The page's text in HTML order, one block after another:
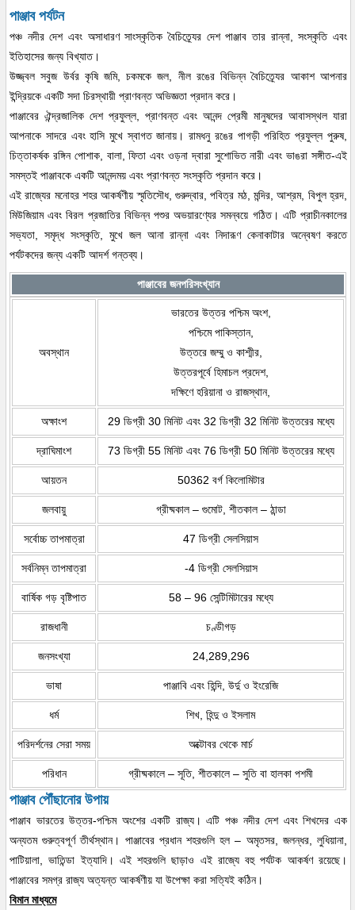
পাঞ্জাব পর্যটন
পঞ্চ নদীর দেশ এবং অসাধারণ সাংস্কৃতিক বৈচিত্র্যের দেশ পাঞ্জাব তার রান্না, সংস্কৃতি এবং
ইতিহাসের জন্য বিখ্যাত।
উজ্জ্বল সবুজ উর্বর কৃষি জমি, চকমকে জল, নীল রঙের বিভিন্ন বৈচিত্র্যের আকাশ আপনার
ইন্দ্রিয়কে একটি সদা চিরস্থায়ী প্রাণবন্ত অভিজ্ঞতা প্রদান করে।
পাঞ্জাবের ঐন্দ্রজালিক দেশ প্রফুল্ল, প্রাণবন্ত এবং আনন্দ প্রেমী মানুষদের আবাসস্থল যারা
আপনাকে সাদরে এবং হাসি মুখে স্বাগত জানায়। রামধনু রঙের পাগড়ী পরিহিত প্রফুল্ল পুরুষ,
চিত্তাকর্ষক রঙ্গিন পোশাক, বালা, ফিতা এবং ওড়না দ্বারা সুশোভিত নারী এবং ভাঙরা সঙ্গীত-এই
সমস্তই পাঞ্জাবকে একটি আনন্দময় এবং প্রাণবন্ত সংস্কৃতি প্রদান করে।
এই রাজ্যের মনোহর শহর আকর্ষণীয় স্মৃতিসৌধ, গুরুদ্বার, পবিত্র মঠ, মন্দির, আশ্রম, বিপুল হ্রদ,
মিউজিয়াম এবং বিরল প্রজাতির বিভিন্ন পশুর অভয়ারণ্যের সমন্বয়ে গঠিত। এটি প্রাচীনকালের
সভ্যতা, সমৃদ্ধ সংস্কৃতি, মুখে জল আনা রান্না এবং নিদারূণ কেনাকাটার অন্বেষণ করতে
পর্যটকদের জন্য একটি আদর্শ গন্তব্য।
পাঞ্জাবের জনপরিসংখ্যান
অবস্থান
ভারতের উত্তর পশ্চিম অংশ,
পশ্চিমে পাকিস্তান,
উত্তরে জম্মু ও কাশ্মীর,
উত্তরপূর্বে হিমাচল প্রদেশ,
দক্ষিণে হরিয়ানা ও রাজস্থান,
অক্ষাংশ 29 ডিগ্রী 30 মিনিট এবং 32 ডিগ্রী 32 মিনিট উত্তরের মধ্যে
দ্রাঘিমাংশ 73 ডিগ্রী 55 মিনিট এবং 76 ডিগ্রী 50 মিনিট উত্তরের মধ্যে
আয়তন 50362 বর্গ কিলোমিটার
জলবায়ু গ্রীষ্মকাল – গুমোট, শীতকাল – ঠান্ডা
সর্বোচ্চ তাপমাত্রা 47 ডিগ্রী সেলসিয়াস
সর্বনিম্ন তাপমাত্রা -4 ডিগ্রী সেলসিয়াস
বার্ষিক গড় বৃষ্টিপাত 58 – 96 সেন্টিমিটারের মধ্যে
রাজধানী চণ্ডীগড়
জনসংখ্যা 24,289,296
ভাষা পাঞ্জাবি এবং হিন্দি, উর্দু ও ইংরেজি
ধর্ম শিখ, হিন্দু ও ইসলাম
পরিদর্শনের সেরা সময় অক্টোবর থেকে মার্চ
পরিধান গ্রীষ্মকালে – সূতি, শীতকালে – সুতি বা হালকা পশমী
পাঞ্জাব পৌঁছানোর উপায়
পাঞ্জাব ভারতের উত্তর-পশ্চিম অংশের একটি রাজ্য। এটি পঞ্চ নদীর দেশ এবং শিখদের এক
অন্যতম গুরুত্বপূর্ণ তীর্থস্থান। পাঞ্জাবের প্রধান শহরগুলি হল – অমৃতসর, জলন্ধর, লুধিয়ানা,
পাটিয়ালা, ভাতিন্ডা ইত্যাদি। এই শহরগুলি ছাড়াও এই রাজ্যে বহু পর্যটক আকর্ষণ রয়েছে।
পাঞ্জাবের সমগ্র রাজ্য অত্যন্ত আকর্ষণীয় যা উপেক্ষা করা সত্যিই কঠিন।
বিমান মাধ্যমে